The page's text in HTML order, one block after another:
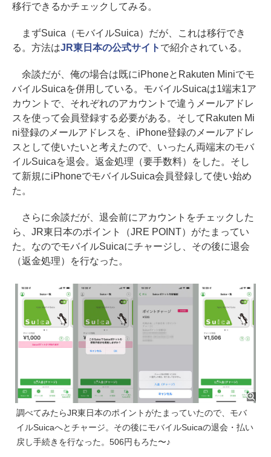
移行できるかチェックしてみる。
まずSuica（モバイルSuica）だが、これは移行でき
る。方法はJR東日本の公式サイト で紹介されている。
余談だが、俺の場合は既にiPhoneとRakuten Miniでモ
バイルSuicaを併用している。モバイルSuicaは1端末1ア
カウントで、それぞれのアカウントで違うメールアドレ
スを使って会員登録する必要がある。そしてRakuten Mi
ni登録のメールアドレスを、iPhone登録のメールアドレ
スとして使いたいと考えたので、いったん両端末のモバ
イルSuicaを退会。返金処理（要手数料）をした。そし
て新規にiPhoneでモバイルSuica会員登録して使い始め
た。
さらに余談だが、退会前にアカウントをチェックした
ら、JR東日本のポイント（JRE POINT）がたまってい
た。なのでモバイルSuicaにチャージし、その後に退会
（返金処理）を行なった。
調べてみたらJR東日本のポイントがたまっていたので、モバ
イルSuicaへとチャージ。その後にモバイルSuicaの退会・払い
戻し手続きを行なった。506円もろた〜♪